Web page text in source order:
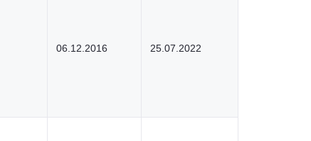
06.12.2016 25.07.2022